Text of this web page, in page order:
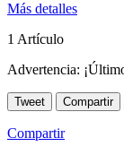
Más detalles
1 Artículo
Advertencia:
Tweet Compartir
Compartir